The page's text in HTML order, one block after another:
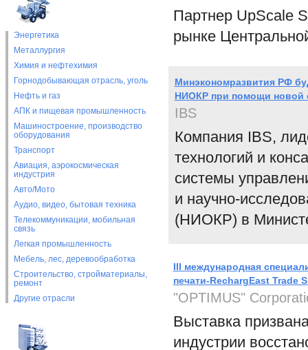
Энергетика
Металлургия
Химия и нефтехимия
Горнодобывающая отрасль, уголь
Нефть и газ
АПК и пищевая промышленность
Машиностроение, производство
оборудования
Транспорт
Авиация, аэрокосмическая
индустрия
Авто/Мото
Аудио, видео, бытовая техника
Телекоммуникации, мобильная
связь
Легкая промышленность
Мебель, лес, деревообработка
Строительство, стройматериалы,
ремонт
Другие отрасли
Партнер UpScale
рынке
Минэкономразвития РФ
НИОКР при помощи новой
IBS
Компания IBS,
технологий и
системы
и научно-
(НИОКР) в
III международная
печати-RechargEast Trade
"OPTIMUS"
Выставка
индустрии